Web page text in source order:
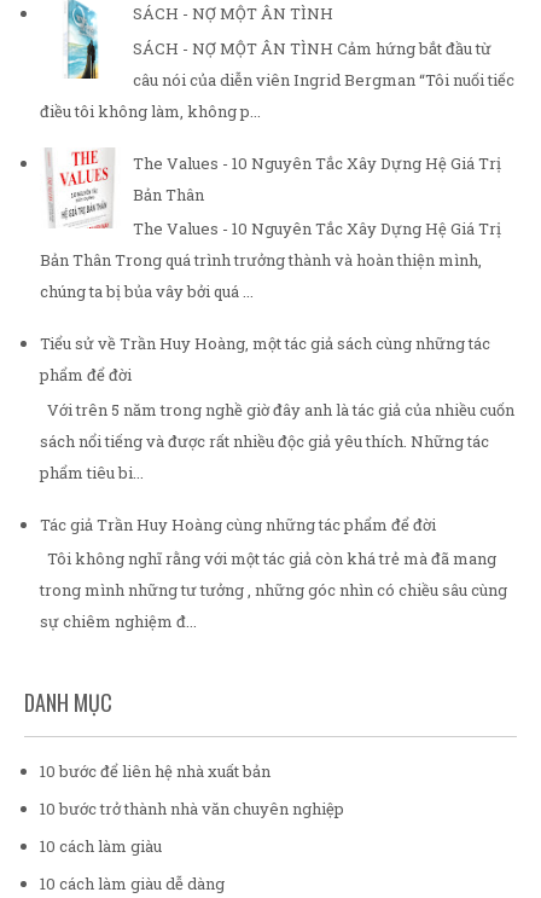
SÁCH - NỢ MỘT ÂN TÌNH
SÁCH - NỢ MỘT ÂN TÌNH Cảm hứng bắt đầu từ
câu nói của diễn viên Ingrid Bergman “Tôi nuối tiếc
điều tôi không làm, không p...
The Values - 10 Nguyên Tắc Xây Dựng Hệ Giá Trị
Bản Thân
The Values - 10 Nguyên Tắc Xây Dựng Hệ Giá Trị
Bản Thân Trong quá trình trưởng thành và hoàn thiện mình,
chúng ta bị bủa vây bởi quá ...
Tiểu sử về Trần Huy Hoàng, một tác giả sách cùng những tác
phẩm để đời
Với trên 5 năm trong nghề giờ đây anh là tác giả của nhiều cuốn
sách nổi tiếng và được rất nhiều độc giả yêu thích. Những tác
phẩm tiêu bi...
Tác giả Trần Huy Hoàng cùng những tác phẩm để đời
Tôi không nghĩ rằng với một tác giả còn khá trẻ mà đã mang
trong mình những tư tưởng , những góc nhìn có chiều sâu cùng
sự chiêm nghiệm đ...
DANH MỤC
10 bước để liên hệ nhà xuất bản
10 bước trở thành nhà văn chuyên nghiệp
10 cách làm giàu
10 cách làm giàu dễ dàng